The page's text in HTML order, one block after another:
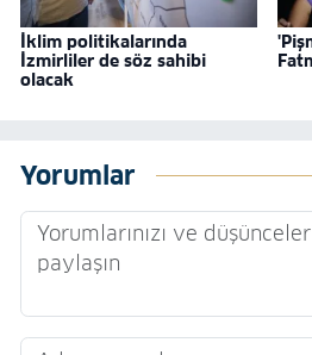
İklim politikalarında
İzmirliler de söz sahibi
olacak
Yorumlar